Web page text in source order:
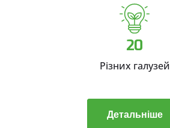
20
Різних галузей
Детальніше